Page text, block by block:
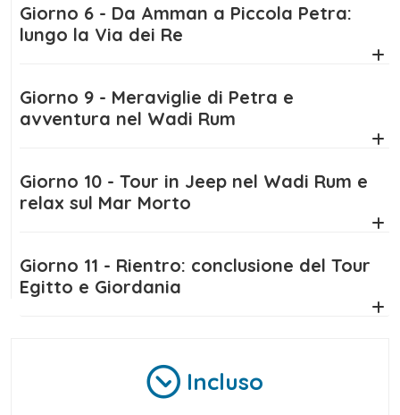
Giorno 6 - Da Amman a Piccola Petra:
lungo la Via dei Re
Giorno 9 - Meraviglie di Petra e
avventura nel Wadi Rum
Giorno 10 - Tour in Jeep nel Wadi Rum e
relax sul Mar Morto
Giorno 11 - Rientro: conclusione del Tour
Egitto e Giordania
Incluso